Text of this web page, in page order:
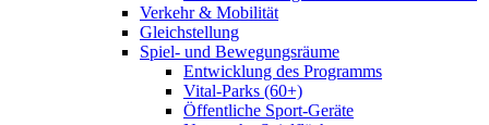
Verkehr & Mobilität
Gleichstellung
Spiel- und Bewegungsräume
Entwicklung des Programms
Vital-Parks (60+)
Öffentliche Sport-Geräte